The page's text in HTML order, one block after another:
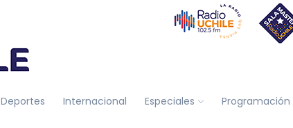
Deportes Internacional Especiales Programación